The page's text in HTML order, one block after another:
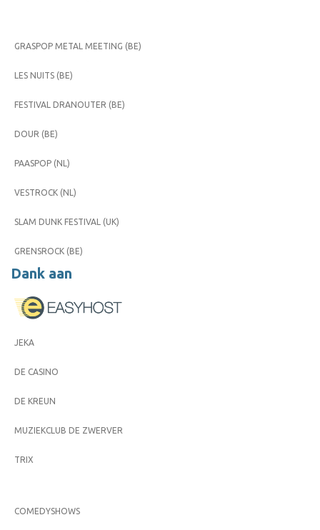
GRASPOP METAL MEETING (BE)
LES NUITS (BE)
FESTIVAL DRANOUTER (BE)
DOUR (BE)
PAASPOP (NL)
VESTROCK (NL)
SLAM DUNK FESTIVAL (UK)
GRENSROCK (BE)
Dank aan
JEKA
DE CASINO
DE KREUN
MUZIEKCLUB DE ZWERVER
TRIX
COMEDYSHOWS